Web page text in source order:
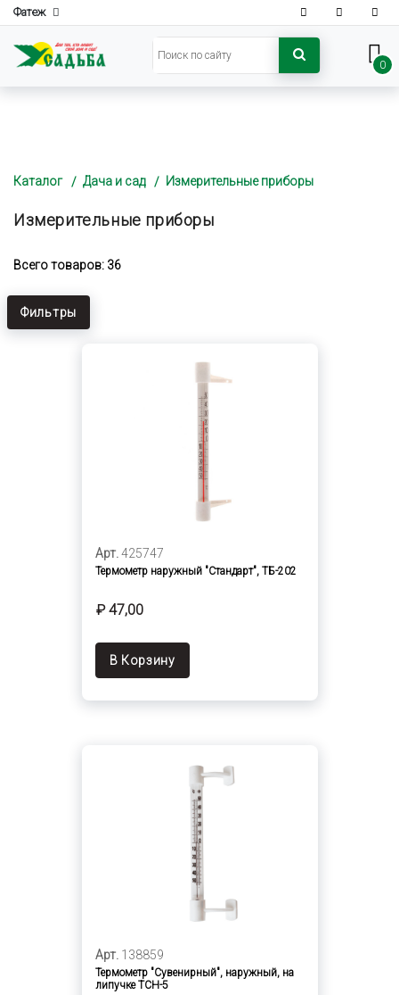
Фатеж
0
Каталог Дача и сад Измерительные приборы
Измерительные приборы
Всего товаров: 36
Фильтры
Арт. 425747
Термометр наружный "Стандарт", ТБ-202
₽ 47,00
В Корзину
Арт. 138859
Термометр "Сувенирный", наружный, на
липучке ТСН-5